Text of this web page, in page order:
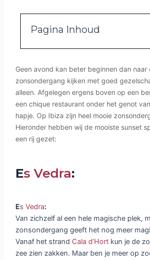
Pagina Inhoud
Geen avond kan beter beginnen dan naar
zonsondergang kijken met goed
alleen. Afgelegen ergens boven op een
een chique restaurant onder het genot
hapje. Op Ibiza zijn heel mooie
Hieronder hebben wij de mooiste sunset
een rij gezet:
Es Vedra:
Es Vedra:
Van zichzelf al een hele magische plek,
zonsondergang geeft het nog meer
Vanaf het strand Cala d’Hort kun je de
zee zien zakken. Maar ben je meer op